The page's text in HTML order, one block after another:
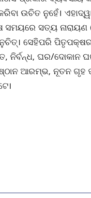
ଉଚିତ ନୁହେଁ।
ସତ୍ୟ ନାରାୟଣ
ସେହିପରି
ନିର୍ବନ୍ଧ, ଘର/ଦୋକାନ
ଆରମ୍ଭ, ନୂତନ ଗୃହ